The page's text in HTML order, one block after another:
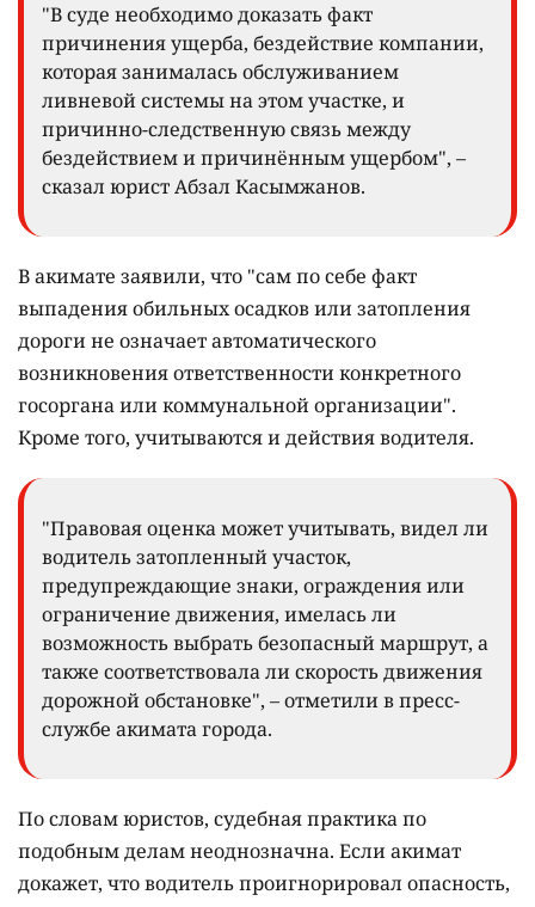
"В суде необходимо доказать факт
причинения ущерба, бездействие компании,
которая занималась обслуживанием
ливневой системы на этом участке, и
причинно-следственную связь между
бездействием и причинённым ущербом", –
сказал юрист Абзал Касымжанов.
В акимате заявили, что "сам по себе факт
выпадения обильных осадков или затопления
дороги не означает автоматического
возникновения ответственности конкретного
госоргана или коммунальной организации".
Кроме того, учитываются и действия водителя.
"Правовая оценка может учитывать, видел ли
водитель затопленный участок,
предупреждающие знаки, ограждения или
ограничение движения, имелась ли
возможность выбрать безопасный маршрут, а
также соответствовала ли скорость движения
дорожной обстановке", – отметили в пресс-
службе акимата города.
По словам юристов, судебная практика по
подобным делам неоднозначна. Если акимат
докажет, что водитель проигнорировал опасность,